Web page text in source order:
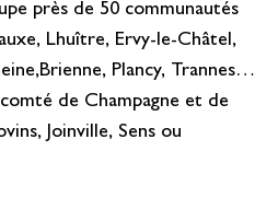
près de 50 communautés
Lhuître, Ervy-le-Châtel,
Plancy, Trannes…
de Champagne et de
Joinville, Sens ou